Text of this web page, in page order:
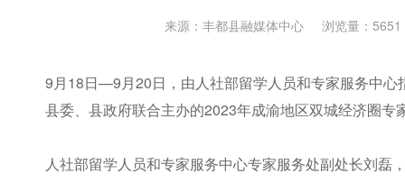
来源：丰都县融媒体中心 浏览量：5651
9月18日—9月20日，由人社部留学人员和专家服务中
县委、县政府联合主办的2023年成渝地区双城经济圈专
人社部留学人员和专家服务中心专家服务处副处长刘磊